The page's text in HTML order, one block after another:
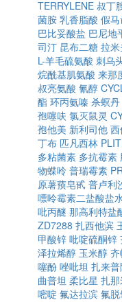
TERRYLENE 叔丁
菌胺 乳香脂酸 假
巴比妥酸盐 巴尼地
司汀 昆布二糖 拉
L-羊毛硫氨酸 刺乌
烷酰基肌氨酸 来那
叔亮氨酸 氰醇
酯 环丙氨嗪 杀螟丹
孢噻呋 氯灭鼠灵
孢他美 新利司他
丁布 匹凡西林
多粘菌素 多抗霉素
物蝶呤 普瑞霉素
原薯蓣皂甙 普卢利
嘌呤霉素二盐酸盐
吡丙醚 那高利特盐
ZD7288 扎西他滨
甲酸锌 吡啶硫酮锌
泽拉烯醇 玉米醇
噻酚 唑吡坦 扎来普
曲普坦 柔比星 扎
嘧啶 氟达拉滨 氟